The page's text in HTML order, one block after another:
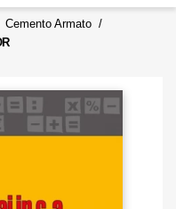
Cemento Armato